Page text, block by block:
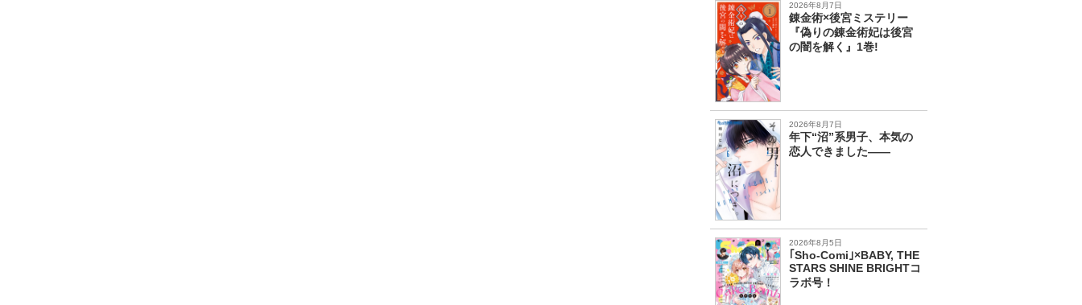
2026年8月7日
錬金術×後宮ミステリー
『偽りの錬金術妃は後宮
の闇を解く』1巻!
2026年8月7日
年下“沼”系男子、本気の
恋人できました――
2026年8月5日
｢Sho-Comi｣×BABY, THE
STARS SHINE BRIGHTコ
ラボ号！